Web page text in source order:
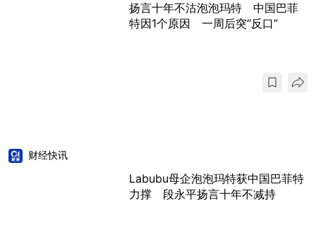
扬言十年不沽泡泡玛特 中国巴菲
特因1个原因 一周后突“反口”
财经快讯
Labubu母企泡泡玛特获中国巴菲特
力撑 段永平扬言十年不减持